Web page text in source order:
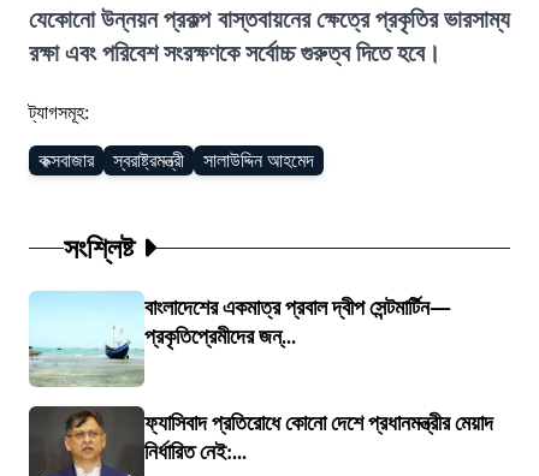
যেকোনো উন্নয়ন প্রকল্প বাস্তবায়নের ক্ষেত্রে প্রকৃতির ভারসাম্য
রক্ষা এবং পরিবেশ সংরক্ষণকে সর্বোচ্চ গুরুত্ব দিতে হবে।
ট্যাগসমূহ:
কক্সবাজার স্বরাষ্ট্রমন্ত্রী সালাউদ্দিন আহমেদ
সংশ্লিষ্ট
বাংলাদেশের একমাত্র প্রবাল দ্বীপ সেন্টমার্টিন—
প্রকৃতিপ্রেমীদের জন্...
ফ্যাসিবাদ প্রতিরোধে কোনো দেশে প্রধানমন্ত্রীর মেয়াদ
নির্ধারিত নেই:...